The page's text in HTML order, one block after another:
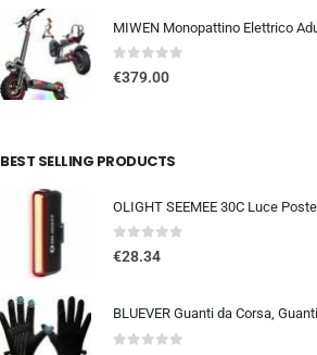
0out of 5
€379.00
BEST SELLING PRODUCTS
0out of 5
€28.34